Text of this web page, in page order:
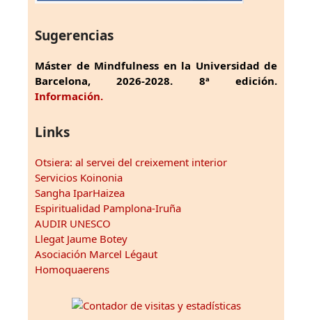
Sugerencias
Máster de Mindfulness en la Universidad de
Barcelona, 2026-2028. 8ª edición.
Información.
Links
Otsiera: al servei del creixement interior
Servicios Koinonia
Sangha IparHaizea
Espiritualidad Pamplona-Iruña
AUDIR UNESCO
Llegat Jaume Botey
Asociación Marcel Légaut
Homoquaerens